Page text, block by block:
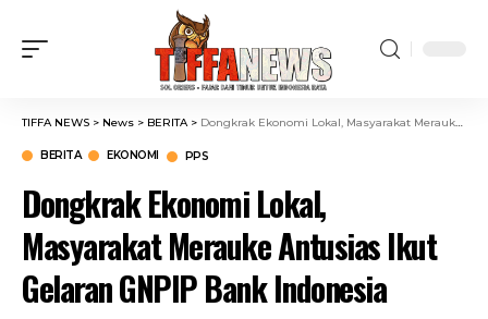
TIFFA NEWS > News > BERITA> Dongkrak Ekonomi Lokal, Masyarakat Merauke Antusias Ikut Gelaran GNPIP Bank Indonesia
BERITA EKONOMI PPS
Dongkrak Ekonomi Lokal,
Masyarakat Merauke Antusias Ikut
Gelaran GNPIP Bank Indonesia